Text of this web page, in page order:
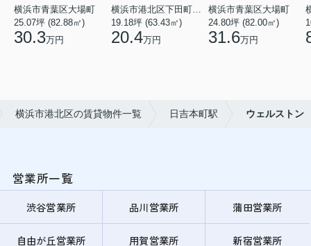
横浜市青葉区大場町
25.07坪 (82.88㎡)
30.3万円
19.18坪 (63.43㎡)
20.4万円
横浜市青葉区大場町
24.80坪 (82.00㎡)
31.6万円
横浜市港北区の賃貸物件一覧 日吉本町駅 ウェルストン
営業所一覧
渋谷営業所 品川営業所 蒲田営業所
自由が丘営業所 用賀営業所 新宿営業所